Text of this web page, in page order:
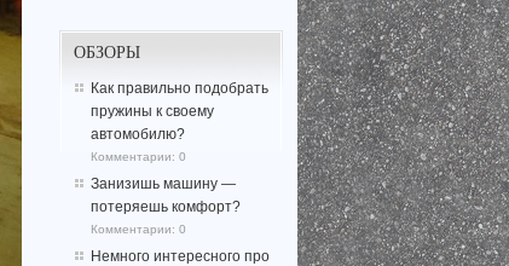
ОБЗОРЫ
Как правильно подобрать
пружины к своему
автомобилю?
Комментарии: 0
Занизишь машину —
потеряешь комфорт?
Комментарии: 0
Немного интересного про